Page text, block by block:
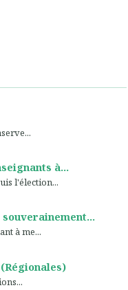
à...
l'élection...
souverainement...
à me...